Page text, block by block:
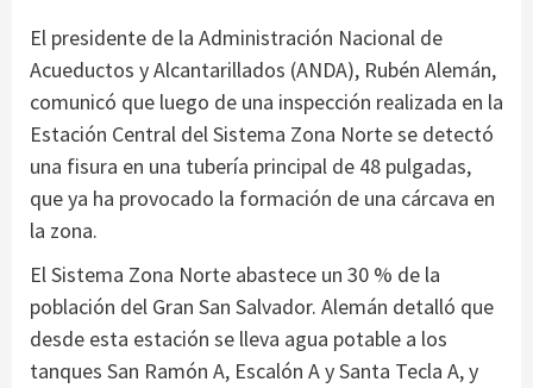
El presidente de la Administración Nacional de
Acueductos y Alcantarillados (ANDA), Rubén Alemán,
comunicó que luego de una inspección realizada en la
Estación Central del Sistema Zona Norte se detectó
una fisura en una tubería principal de 48 pulgadas,
que ya ha provocado la formación de una cárcava en
la zona.
El Sistema Zona Norte abastece un 30 % de la
población del Gran San Salvador. Alemán detalló que
desde esta estación se lleva agua potable a los
tanques San Ramón A, Escalón A y Santa Tecla A, y